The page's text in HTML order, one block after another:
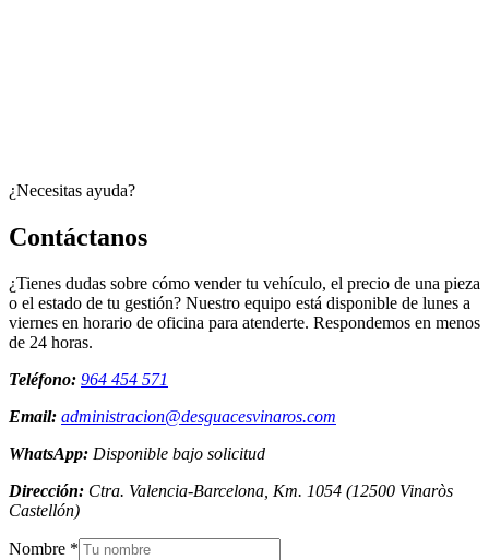
¿Necesitas ayuda?
Contáctanos
¿Tienes dudas sobre cómo vender tu vehículo, el precio de una pieza
o el estado de tu gestión? Nuestro equipo está disponible de lunes a
viernes en horario de oficina para atenderte. Respondemos en menos
de 24 horas.
Teléfono: 964 454 571
Email: administracion@desguacesvinaros.com
WhatsApp: Disponible bajo solicitud
Dirección: Ctra. Valencia-Barcelona, Km. 1054 (12500 Vinaròs
Castellón)
Nombre *